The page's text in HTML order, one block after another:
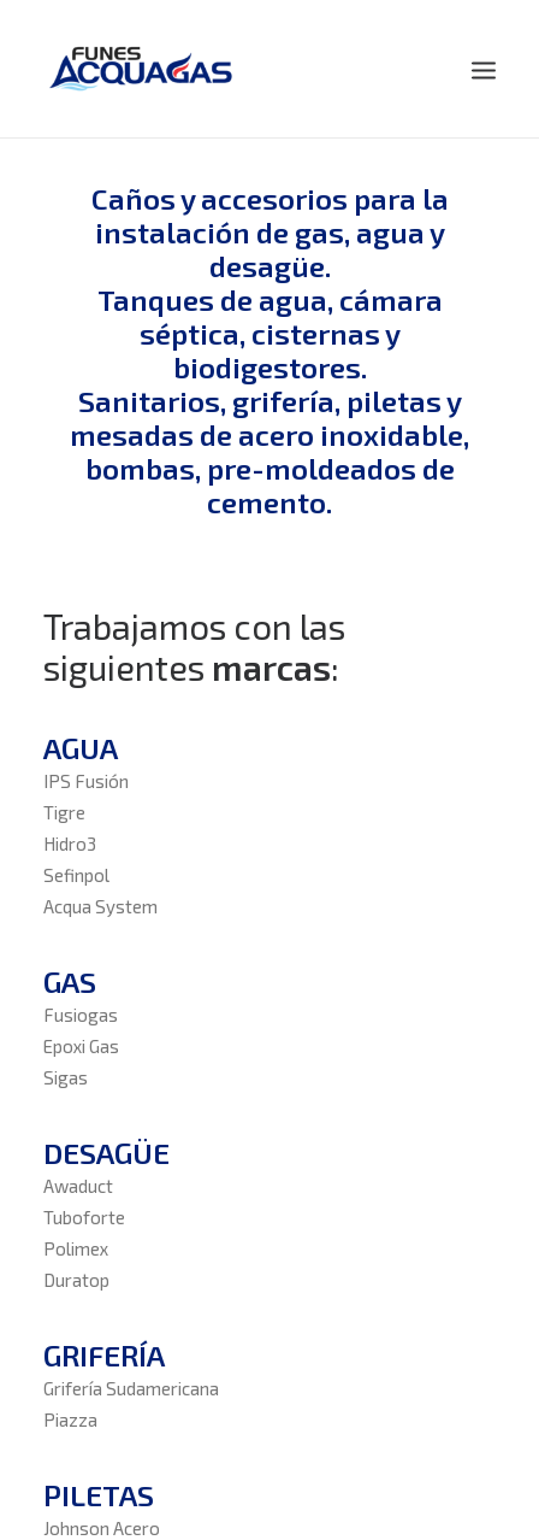
NOSOTROS
NOVEDADES
Caños y accesorios para la
instalación de gas, agua y
desagüe.
Tanques de agua, cámara
séptica, cisternas y
biodigestores.
Sanitarios, grifería, piletas y
mesadas de acero inoxidable,
bombas, pre-moldeados de
cemento.
Trabajamos con las
siguientes marcas:
AGUA
IPS Fusión
Tigre
Hidro3
Sefinpol
Acqua System
GAS
Fusiogas
Epoxi Gas
Sigas
DESAGÜE
Awaduct
Tuboforte
Polimex
Duratop
GRIFERÍA
Grifería Sudamericana
Piazza
PILETAS
Johnson Acero